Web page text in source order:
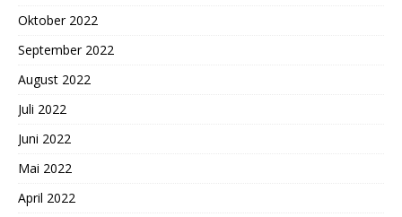
Oktober 2022
September 2022
August 2022
Juli 2022
Juni 2022
Mai 2022
April 2022